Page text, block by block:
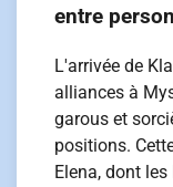
entre
L'arrivée de
alliances à
garous et
positions.
Elena, dont